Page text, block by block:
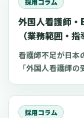
します。
外国人看護師・
（業務範囲・
看護師不足が日本
「外国人看護師
に検討を始めると
る業務の範囲、そ
採用コラム